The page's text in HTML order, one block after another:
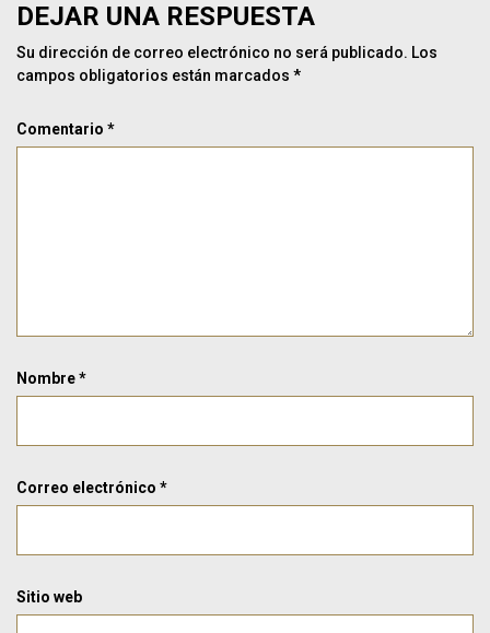
DEJAR UNA RESPUESTA
Su dirección de correo electrónico no será publicado. Los
campos obligatorios están marcados *
Comentario *
Nombre*
Correo electrónico *
Sitio web